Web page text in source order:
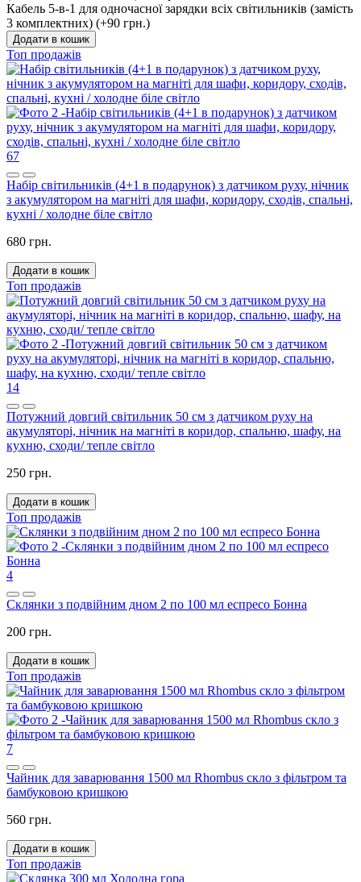
Кабель 5-в-1 для одночасної зарядки всіх світильників (замість
3 комплектних) (+90 грн.)
Додати в кошик
Топ продажів
67
Набір світильників (4+1 в подарунок) з датчиком руху, нічник
з акумулятором на магніті для шафи, коридору, сходів, спальні,
кухні / холодне біле світло
680 грн.
Додати в кошик
Топ продажів
14
Потужний довгий світильник 50 см з датчиком руху на
акумуляторі, нічник на магніті в коридор, спальню, шафу, на
кухню, сходи/ тепле світло
250 грн.
Додати в кошик
Топ продажів
4
Склянки з подвійним дном 2 по 100 мл еспресо Бонна
200 грн.
Додати в кошик
Топ продажів
7
Чайник для заварювання 1500 мл Rhombus скло з фільтром та
бамбуковою кришкою
560 грн.
Додати в кошик
Топ продажів